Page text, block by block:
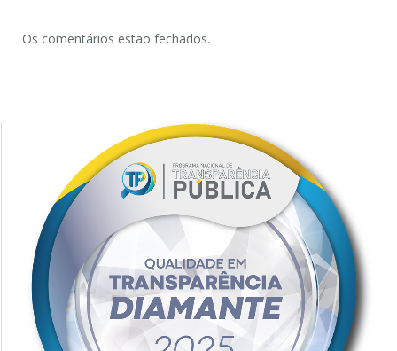
Os comentários estão fechados.